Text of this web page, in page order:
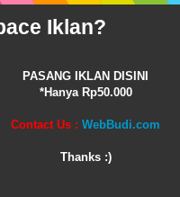
Iklan?
PASANG IKLAN DISINI
*Hanya Rp50.000
Contact Us : WebBudi.com
Thanks :)